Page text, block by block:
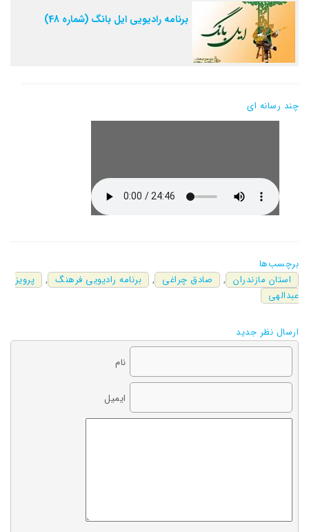
برنامه رادیویی ایل بانگ (شماره 48)
چند رسانه ای
برچسب‌ها
استان مازندران , صادق چراغی , برنامه رادیویی فرهنگ ,
پرویز
عبدالهی
ارسال نظر جدید
نام
ایمیل